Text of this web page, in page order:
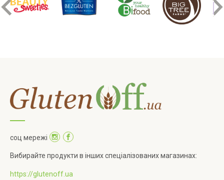
соц мережі
Вибирайте продукти в інших спеціалізованих магазинах:
https://glutenoff.ua